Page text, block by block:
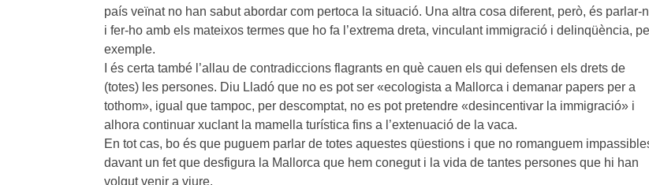
país veïnat no han sabut abordar com pertoca la situació. Una altra cosa diferent, però, és parlar-
i fer-ho amb els mateixos termes que ho fa l’extrema dreta, vinculant immigració i delinqüència,
exemple.
I és certa també l’allau de contradiccions flagrants en què cauen els qui defensen els drets de
(totes) les persones. Diu Lladó que no es pot ser «ecologista a Mallorca i demanar papers per a
tothom», igual que tampoc, per descomptat, no es pot pretendre «desincentivar la immigració» i
alhora continuar xuclant la mamella turística fins a l’extenuació de la vaca.
En tot cas, bo és que puguem parlar de totes aquestes qüestions i que no romanguem
davant un fet que desfigura la Mallorca que hem conegut i la vida de tantes persones que hi han
volgut venir a viure.